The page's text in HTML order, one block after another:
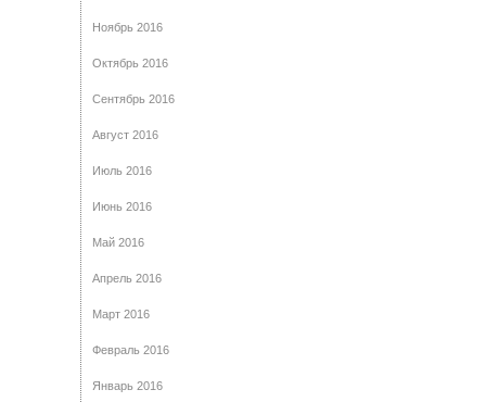
Ноябрь 2016
Октябрь 2016
Сентябрь 2016
Август 2016
Июль 2016
Июнь 2016
Май 2016
Апрель 2016
Март 2016
Февраль 2016
Январь 2016